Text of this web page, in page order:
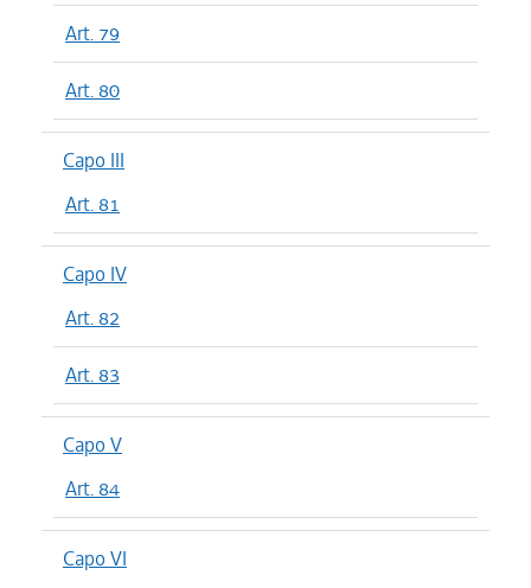
Art. 79
Art. 80
Capo III
Art. 81
Capo IV
Art. 82
Art. 83
Capo V
Art. 84
Capo VI